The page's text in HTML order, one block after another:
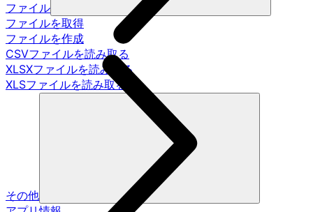
ファイル
ファイルを取得
ファイルを作成
CSVファイルを読み取る
XLSXファイルを読み取る
XLSファイルを読み取る
その他